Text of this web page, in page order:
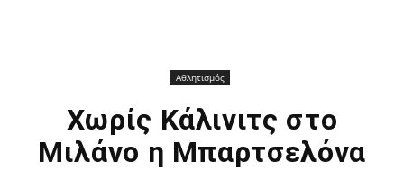
Αθλητισμός
Χωρίς Κάλινιτς στο
Μιλάνο η Μπαρτσελόνα